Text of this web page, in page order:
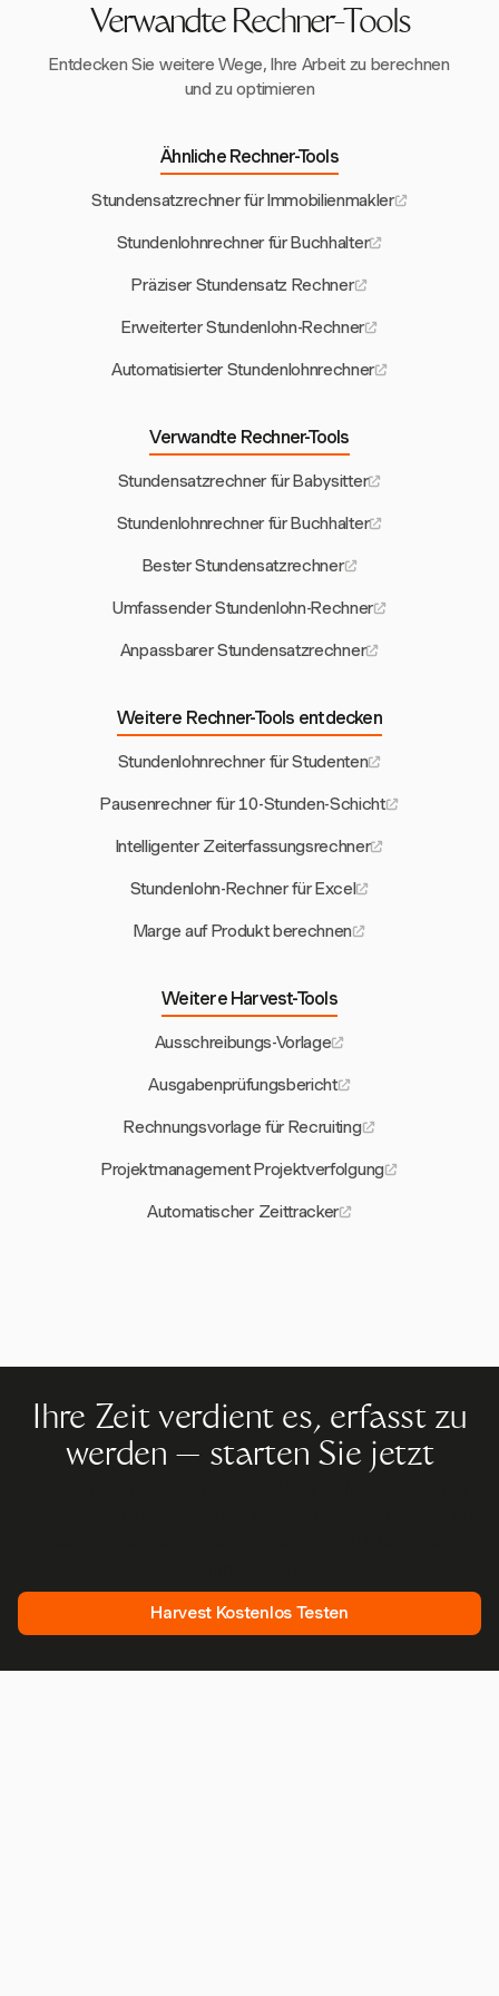
Verwandte Rechner-Tools
Entdecken Sie weitere Wege, Ihre Arbeit zu berechnen
und zu optimieren
Ähnliche Rechner-Tools
Stundensatzrechner für Immobilienmakler
Stundenlohnrechner für Buchhalter
Präziser Stundensatz Rechner
Erweiterter Stundenlohn-Rechner
Automatisierter Stundenlohnrechner
Verwandte Rechner-Tools
Stundensatzrechner für Babysitter
Stundenlohnrechner für Buchhalter
Bester Stundensatzrechner
Umfassender Stundenlohn-Rechner
Anpassbarer Stundensatzrechner
Weitere Rechner-Tools entdecken
Stundenlohnrechner für Studenten
Pausenrechner für 10-Stunden-Schicht
Intelligenter Zeiterfassungsrechner
Stundenlohn-Rechner für Excel
Marge auf Produkt berechnen
Weitere Harvest-Tools
Ausschreibungs-Vorlage
Ausgabenprüfungsbericht
Rechnungsvorlage für Recruiting
Projektmanagement Projektverfolgung
Automatischer Zeittracker
Ihre Zeit verdient es, erfasst zu
werden — starten Sie jetzt
Harvest Kostenlos Testen